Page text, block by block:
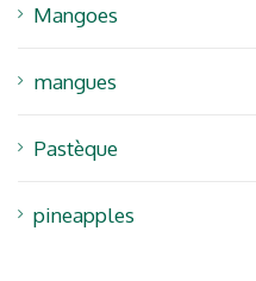
Mangoes
mangues
Pastèque
pineapples